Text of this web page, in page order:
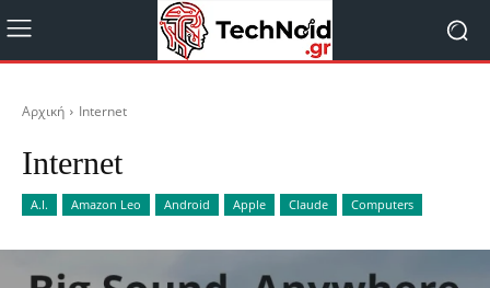
Αρχική Internet
Internet
A.I. Amazon Leo Android Apple Claude Computers